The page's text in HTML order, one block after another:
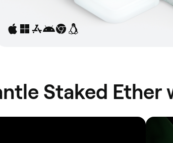
Staked Ether